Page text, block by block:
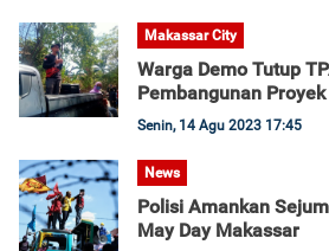
Makassar City
Warga Demo Tutup
Pembangunan Proyek
Senin, 14 Agu 2023 17:45
News
Polisi Amankan
May Day Makassar